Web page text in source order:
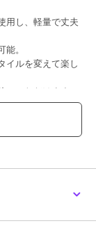
用し、軽量で丈夫
。
イルを変えて楽し
いいただけます。